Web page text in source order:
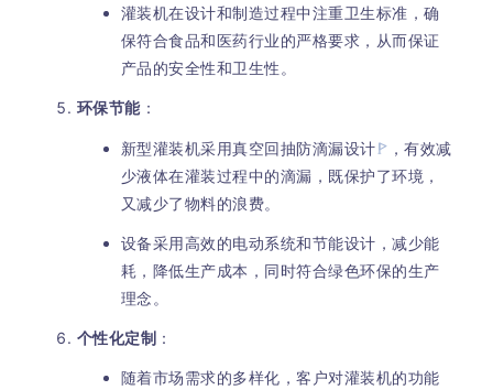
灌装机在设计和制造过程中注重卫生标准，确
保符合食品和医药行业的严格要求，从而保证
产品的安全性和卫生性。
环保节能：
新型灌装机采用真空回抽防滴漏设计
，有效减
少液体在灌装过程中的滴漏，既保护了环境，
又减少了物料的浪费。
设备采用高效的电动系统和节能设计，减少能
耗，降低生产成本，同时符合绿色环保的生产
理念。
个性化定制 ：
随着市场需求的多样化，客户对灌装机的功能